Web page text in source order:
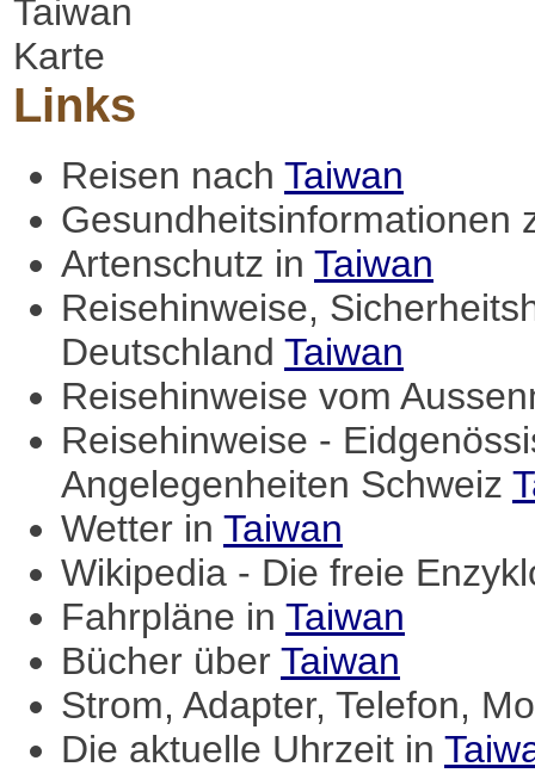
Links
Reisen nach Taiwan
Gesundheitsinformationen
Artenschutz in Taiwan
Reisehinweise,
Deutschland Taiwan
Reisehinweise vom
Reisehinweise -
Angelegenheiten Schweiz
Wetter in Taiwan
Wikipedia - Die freie
Fahrpläne in Taiwan
Bücher über Taiwan
Strom, Adapter, Telefon,
Die aktuelle Uhrzeit in